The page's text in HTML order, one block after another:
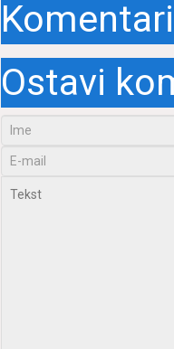
Komentari
Ostavi